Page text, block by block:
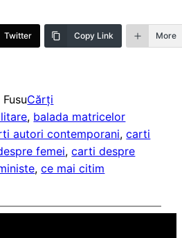
Twitter Copy Link More
Cărți
, balada matricelor
autori contemporani, carti
femei, carti despre
, ce mai citim